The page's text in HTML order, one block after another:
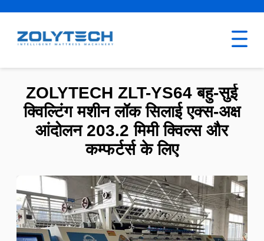
ZOLYTECH ZLT-YS64 बहु-सुई
क्विल्टिंग मशीन लॉक सिलाई एक्स-अक्ष
आंदोलन 203.2 मिमी क्विल्स और
कम्फर्टर्स के लिए